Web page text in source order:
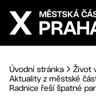
Přejít na hlavní
Úvodní stránka Život
Aktuality z městské
Radnice řeší špatné